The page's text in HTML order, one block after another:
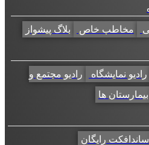
خاص بلاگ پیشواز
نمایشگاه رادیو مجتمع و
ها
رایگان